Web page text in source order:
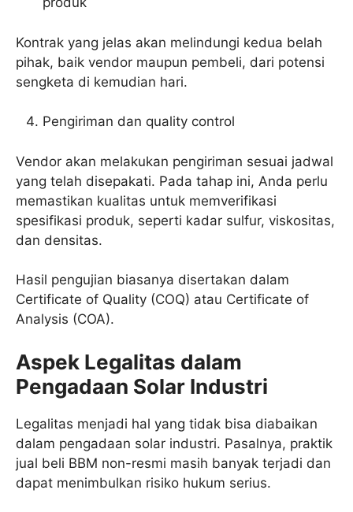
Kontrak yang jelas akan melindungi kedua belah
pihak, baik vendor maupun pembeli, dari potensi
sengketa di kemudian hari.
Pengiriman dan quality control
Vendor akan melakukan pengiriman sesuai jadwal
yang telah disepakati. Pada tahap ini, Anda perlu
memastikan kualitas untuk memverifikasi
spesifikasi produk, seperti kadar sulfur, viskositas,
dan densitas.
Hasil pengujian biasanya disertakan dalam
Certificate of Quality (COQ) atau Certificate of
Analysis (COA).
Aspek Legalitas dalam
Pengadaan Solar Industri
Legalitas menjadi hal yang tidak bisa diabaikan
dalam pengadaan solar industri. Pasalnya, praktik
jual beli BBM non-resmi masih banyak terjadi dan
dapat menimbulkan risiko hukum serius.